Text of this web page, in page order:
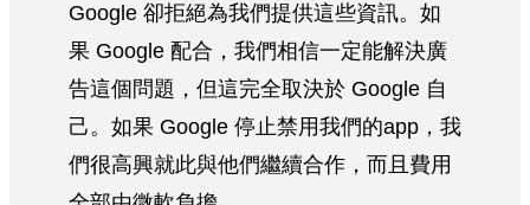
Google 卻拒絕為我們提供這些資訊。如
果 Google 配合，我們相信一定能解決廣
告這個問題，但這完全取決於 Google 自
己。如果 Google 停止禁用我們的app，我
們很高興就此與他們繼續合作，而且費用